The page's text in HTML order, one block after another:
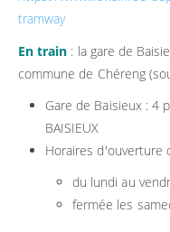
tramway
En train : la gare de
commune de Chéreng
Gare de Baisieux : 4
BAISIEUX
Horaires d'ouverture
du lundi au
fermée les